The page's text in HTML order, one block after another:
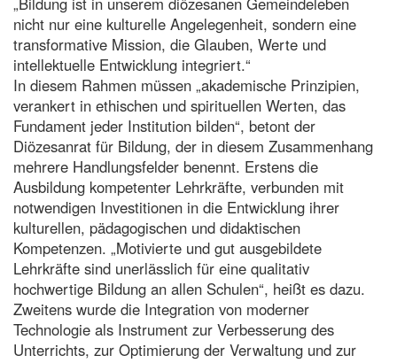
nicht nur eine kulturelle Angelegenheit, sondern eine
transformative Mission, die Glauben, Werte und
intellektuelle Entwicklung integriert.“
In diesem Rahmen müssen „akademische Prinzipien,
verankert in ethischen und spirituellen Werten, das
Fundament jeder Institution bilden“, betont der
Diözesanrat für Bildung, der in diesem Zusammenhang
mehrere Handlungsfelder benennt. Erstens die
Ausbildung kompetenter Lehrkräfte, verbunden mit
notwendigen Investitionen in die Entwicklung ihrer
kulturellen, pädagogischen und didaktischen
Kompetenzen. „Motivierte und gut ausgebildete
Lehrkräfte sind unerlässlich für eine qualitativ
hochwertige Bildung an allen Schulen“, heißt es dazu.
Zweitens wurde die Integration von moderner
Technologie als Instrument zur Verbesserung des
Unterrichts, zur Optimierung der Verwaltung und zur